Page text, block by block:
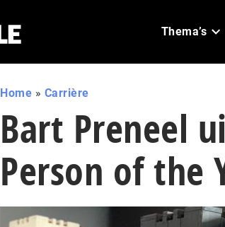
Thema’s
Home » Carrière
Bart Preneel
Person of the